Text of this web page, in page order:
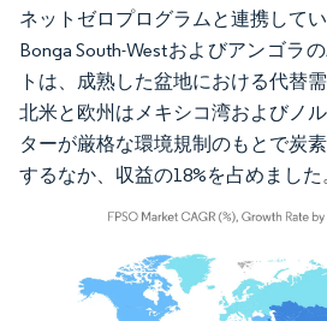
ネットゼロプログラムと連携して
Bonga South-Westおよびアンゴラ
トは、成熟した盆地における代替
北米と欧州はメキシコ湾およびノ
ターが厳格な環境規制のもとで炭
するなか、収益の18%を占めました